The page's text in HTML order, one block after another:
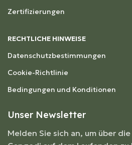
Zertifizierungen
RECHTLICHE HINWEISE
Datenschutzbestimmungen
Cookie-Richtlinie
Bedingungen und Konditionen
Unser Newsletter
Melden Sie sich an, um über